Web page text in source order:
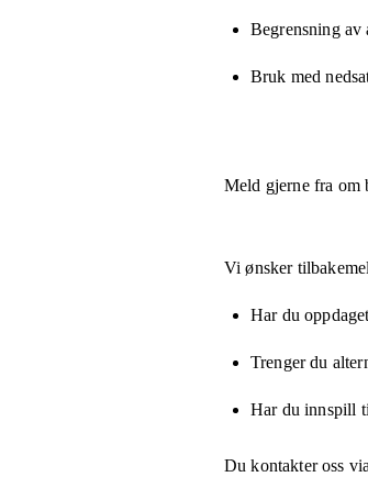
Begrensning av
Bruk med
Meld gjerne fra om
Vi ønsker
Har du
Trenger du
Har du innspill
Du kontakter oss